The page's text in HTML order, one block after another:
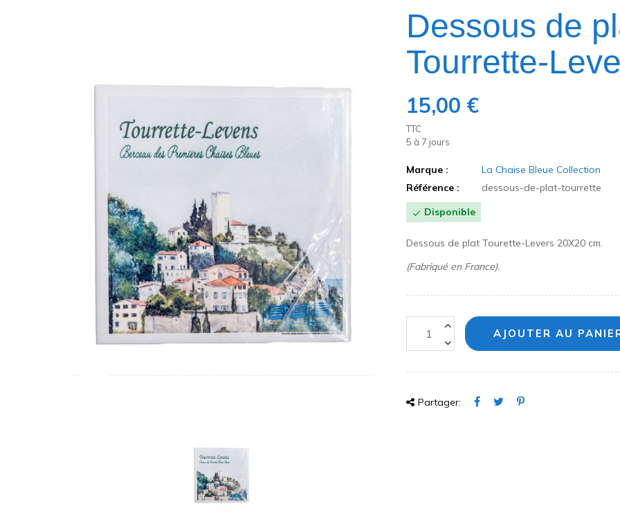
Dessous de
Tourrette-
15,00 €
TTC
5 à 7 jours
Marque :
La Chaise Bleue Collection
Référence :
dessous-de-plat-tourrette
 Disponible
Dessous de plat Tourette-Levers 20X20 cm.
(Fabriqué en France).
AJOUTER AU
Partager: